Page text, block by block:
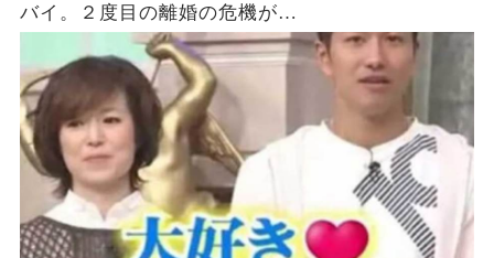
バイ。２度目の離婚の危機が…